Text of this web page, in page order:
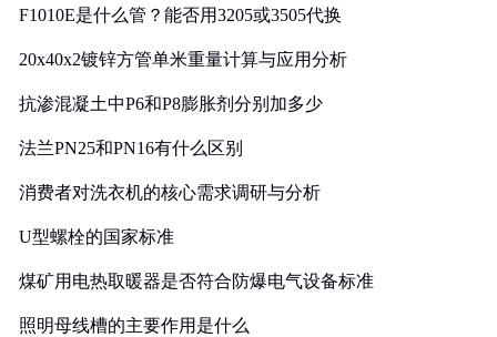
F1010E是什么管？能否用3205或3505代换
20x40x2镀锌方管单米重量计算与应用分析
抗渗混凝土中P6和P8膨胀剂分别加多少
法兰PN25和PN16有什么区别
消费者对洗衣机的核心需求调研与分析
U型螺栓的国家标准
煤矿用电热取暖器是否符合防爆电气设备标准
照明母线槽的主要作用是什么